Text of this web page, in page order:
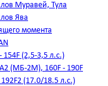
Муравей, Тула
Ява
момента
154F (2,5-3,5 л.с.)
(МБ-2М), 160F - 190F
192F2 (17.0/18.5 л.с.)